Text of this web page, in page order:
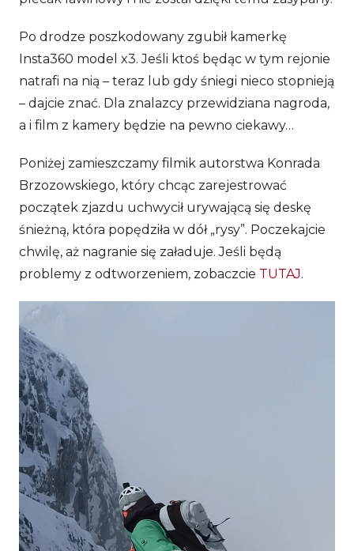
Po drodze poszkodowany zgubił kamerkę
Insta360 model x3. Jeśli ktoś będąc w tym rejonie
natrafi na nią – teraz lub gdy śniegi nieco stopnieją
– dajcie znać. Dla znalazcy przewidziana nagroda,
a i film z kamery będzie na pewno ciekawy…
Poniżej zamieszczamy filmik autorstwa Konrada
Brzozowskiego, który chcąc zarejestrować
początek zjazdu uchwycił urywającą się deskę
śnieżną, która popędziła w dół „rysy”. Poczekajcie
chwilę, aż nagranie się załaduje. Jeśli będą
problemy z odtworzeniem, zobaczcie TUTAJ.
Odtwarzacz
video